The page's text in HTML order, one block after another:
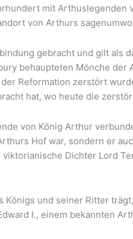
mit
von Arthurs
gebracht und gilt als
behaupteten Mönche
Reformation zerstört
hat, wo heute die
von König Arthur
Hof war, sondern er
Dichter Lord
und seiner Ritter
I., einem bekannten